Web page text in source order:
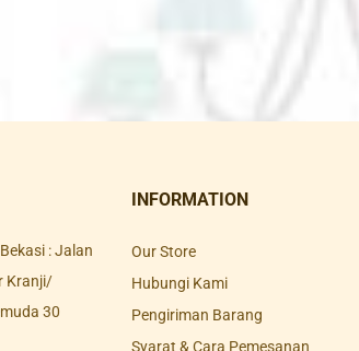
: Jalan
Kranji/
30
INFORMATION
Our Store
Hubungi Kami
Pengiriman Barang
Syarat & Cara Pemesanan